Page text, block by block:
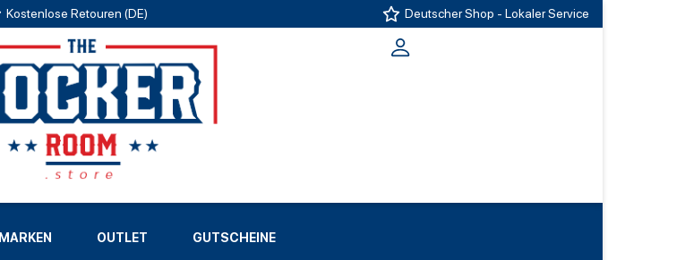
Kostenlose Retouren (DE) Deutscher Shop - Lokaler Service
MARKEN
LIGEN
OUTLET GUTSCHEINE